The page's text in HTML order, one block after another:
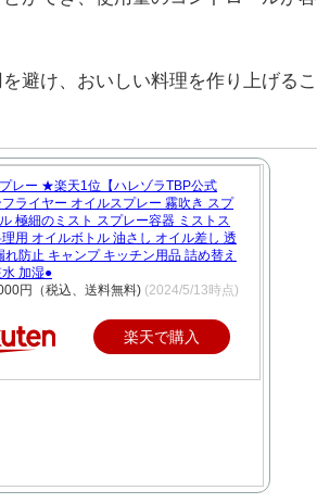
避け、おいしい料理を作り上げるこ
レー ★楽天1位【ハレゾラTBP公式
フライヤー オイルスプレー 霧吹き スプ
極細のミスト スプレー容器 ミストス
用 オイルボトル 油さし オイル差し 透
れ防止 キャンプ キッチン用品 詰め替え
加湿●
円（税込、送料無料) (2024/5/13時点)
楽天で購入